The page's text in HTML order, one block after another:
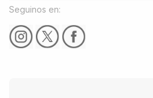
Seguinos en: